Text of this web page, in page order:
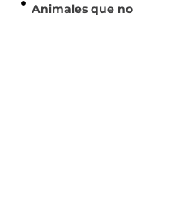
Animales que no